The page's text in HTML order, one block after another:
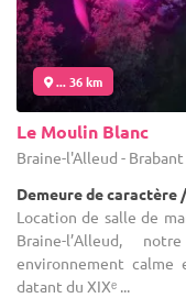
... 36 km
Le Moulin Blanc
Braine-l'Alleud -
Demeure de caractère
Location de salle de
Braine-l’Alleud,
environnement calme
datant du XIXᵉ ...